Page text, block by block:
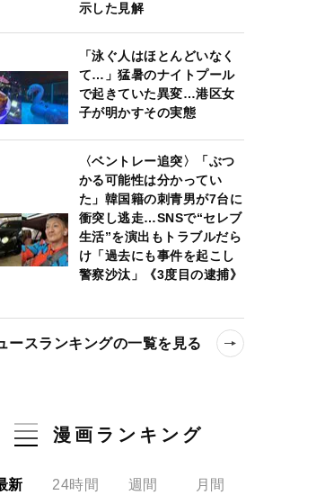
示した見解
「泳ぐ人はほとんどいなく
て…」猛暑のナイトプール
で起きていた異変…港区女
子が明かすその実態
〈ベントレー追突〉「ぶつ
かる可能性は分かってい
た」韓国籍の刺青男が7台に
衝突し逃走…SNSで“セレブ
生活”を演出もトラブルだら
け「過去にも事件を起こし
警察沙汰」《3度目の逮捕》
ースランキングの一覧を見る
漫画ランキング
新 24時間 週間 月間